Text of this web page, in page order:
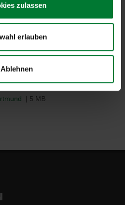
zulassen
erlauben
Ablehnen
| 5 MB